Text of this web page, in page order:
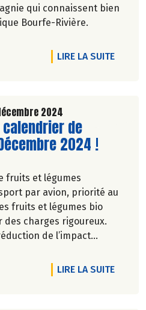
qui connaissent bien
Bourfe-Rivière.
LIRE LA SUITEDE
2024
de
2024 !
fruits et légumes
par avion, priorité au
fruits et légumes bio
charges rigoureux.
de l’impact
que manger des produits
de la saisonnalité,
LIRE LA SUITEDE